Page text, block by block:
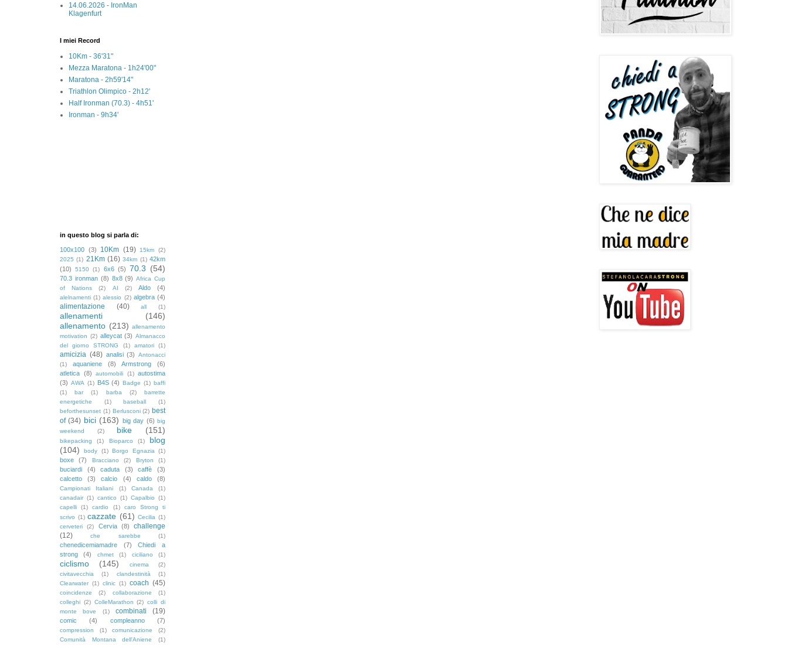
14.06.2026 - IronMan
Klagenfurt
I miei Record
10Km - 36'31"
Mezza Maratona - 1h24'00"
Maratona - 2h59'14"
Triathlon Olimpico - 2h12'
Half Ironman (70.3) - 4h51'
Ironman - 9h34'
in questo blog si parla di:
100x100 (3) 10Km (19) 15km
(2)
2025 (1) 21Km (16) 34km (1) 42km
(10)
5150 (1) 6x6 (5) 70.3 (54)
70.3 ironman (8) 8x8 (9) Africa Cup
of Nations
(2) AI (2) Aldo (4)
alelnamenti (1) alessio (2) algebra (4)
alimentazione (40) all (1)
allenamenti
(146)
allenamento (213) allenamento
motivation (2) alleycat (3) Almanacco
del giorno STRONG
(1) amatori (1)
amicizia (48) analisi (3)
Antonacci
(1)
aquaniene (8) Armstrong
(6)
atletica (8) automobili (1) autostima
(3) AWA (1) B4S (4) Badge (1) baffi
(1)
bar (1) barba (2)
barrette
energetiche
(1) baseball
(1)
beforthesunset (1) Berlusconi (2) best
of (34) bici (163) big day (6) big
weekend
(2) bike (151)
bikepacking (1) Bioparco (1)
blog
(104)
body (1) Borgo Egnazia (1)
boxe (7) Bracciano (2) Bryton (1)
buciardi (4) caduta (3) caffè
(3)
calcetto
(3) calcio (4) caldo (8)
Campionati Italiani (1) Canada
(1)
canadair (1) cantico (1) Capalbio
(1)
capelli
(1) cardio (1)
caro Strong ti
scrivo (1) cazzate (61) Cecilia (1)
cerveteri
(2) Cervia (8)
challenge
(12)
che sarebbe (1)
chenedicemiamadre (7)
Chiedi a
strong
(4) chmet (1) ciciliano (1)
ciclismo (145) cinema
(2)
civitavecchia
(1) clandestinità
(1)
Clearwater (1) clinic (1) coach (45)
coincidenze (2) collaborazione
(1)
colleghi (2) ColleMarathon (2) colli di
monte bove
(1) combinati (19)
comic (4) compleanno (7)
compression (1) comunicazione
(2)
Comunità Montana dell'Aniene
(1)